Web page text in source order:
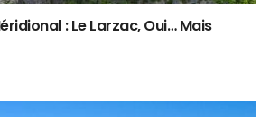
: Le Larzac, Oui… Mais